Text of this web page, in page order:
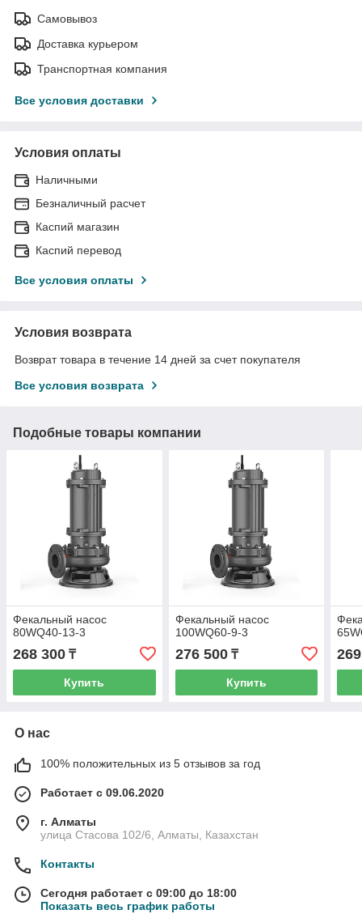
Самовывоз
Доставка курьером
Транспортная компания
Все условия доставки
Условия оплаты
Наличными
Безналичный расчет
Каспий магазин
Каспий перевод
Все условия оплаты
Условия возврата
Возврат товара в течение 14 дней за счет покупателя
Все условия возврата
Подобные товары компании
Фекальный насос
80WQ40-13-3
268 300 ₸
Купить
Фекальный насос
100WQ60-9-3
276 500₸
Купить
О нас
100% положительных из 5 отзывов за год
Работает с 09.06.2020
г. Алматы
улица Стасова 102/6, Алматы, Казахстан
Контакты
Сегодня работает с 09:00 до 18:00
Показать весь график работы